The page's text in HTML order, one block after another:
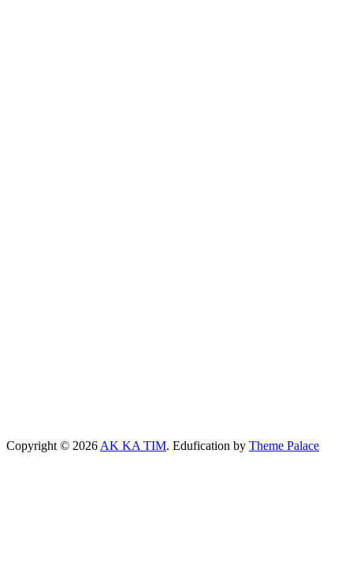
Copyright © 2026 AK KA TIM. Edufication by Theme Palace